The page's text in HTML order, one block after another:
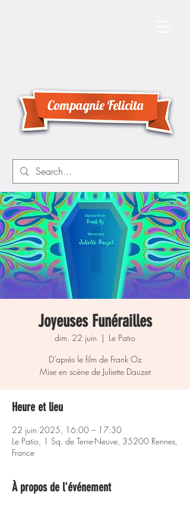
Compagnie Felicita
Joyeuses Funérailles
dim. 22 juin
  |
Le Patio
D’après le film de Frank Oz
Mise en scène de Juliette Dauzet
Heure et lieu
22 juin 2025, 16:00 – 17:30
Le Patio, 1 Sq. de Terre-Neuve, 35200 Rennes,
France
À propos de l'événement